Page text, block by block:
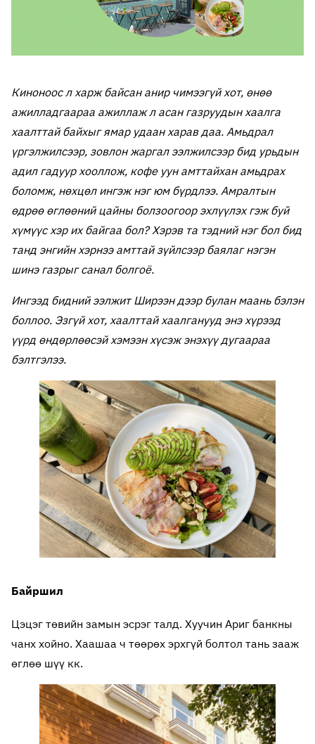
Киноноос л харж байсан анир чимээгүй хот, өнөө
ажилладгаараа ажиллаж л асан газруудын хаалга
хаалттай байхыг ямар удаан харав даа. Амьдрал
үргэлжилсээр, зовлон жаргал ээлжилсээр бид урьдын
адил гадуур хооллож, кофе уун амттайхан амьдрах
боломж, нөхцөл ингэж нэг юм бүрдлээ. Амралтын
өдрөө өглөөний цайны болзоогоор эхлүүлэх гэж буй
хүмүүс хэр их байгаа бол? Хэрэв та тэдний нэг бол бид
танд энгийн хэрнээ амттай зүйлсээр баялаг нэгэн
шинэ газрыг санал болгоё.
Ингээд бидний ээлжит Ширээн дээр булан маань бэлэн
боллоо. Эзгүй хот, хаалттай хаалганууд энэ хүрээд
үүрд өндөрлөөсэй хэмээн хүсэж энэхүү дугаараа
бэлтгэлээ.
Байршил
Цэцэг төвийн замын эсрэг талд. Хуучин Ариг банкны
чанх хойно. Хаашаа ч төөрөх эрхгүй болтол тань зааж
өглөө шүү кк.